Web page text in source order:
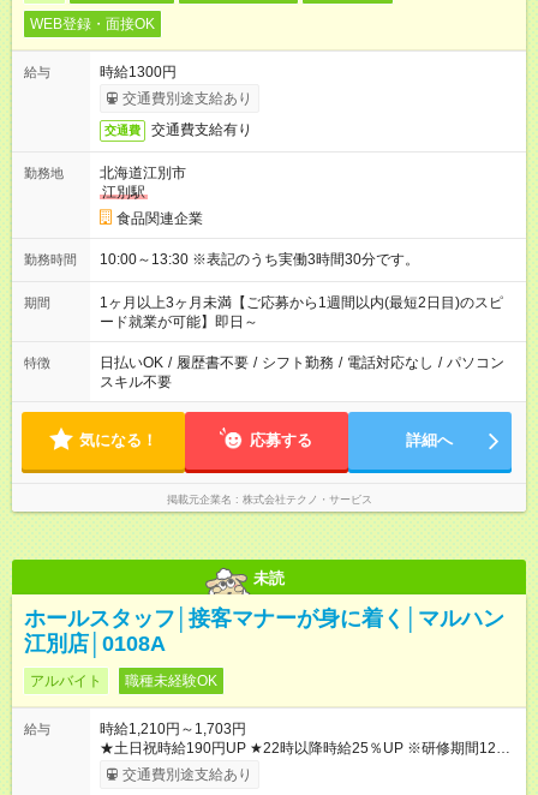
WEB登録・面接OK
給与
時給1300円
交通費別途支給あり
交通費 交通費支給有り
勤務地
北海道江別市
江別駅
食品関連企業
勤務時間 10:00～13:30 ※表記のうち実働3時間30分です。
期間
1ヶ月以上3ヶ月未満【ご応募から1週間以内(最短2日目)のスピ
ード就業が可能】即日～
特徴 日払いOK / 履歴書不要 / シフト勤務 / 電話対応なし / パソコン
スキル不要
気になる！ 応募する 詳細へ
掲載元企業名 株式会社テクノ・サービス
未読
ホールスタッフ│接客マナーが身に着く│マルハン
江別店│0108A
アルバイト 職種未経験OK
給与
時給1,210円～1,703円
★土日祝時給190円UP ★22時以降時給25％UP ※研修期間125時
間(最大250時間)までは、時給1110円 【試用期間】試用期間な
交通費別途支給あり